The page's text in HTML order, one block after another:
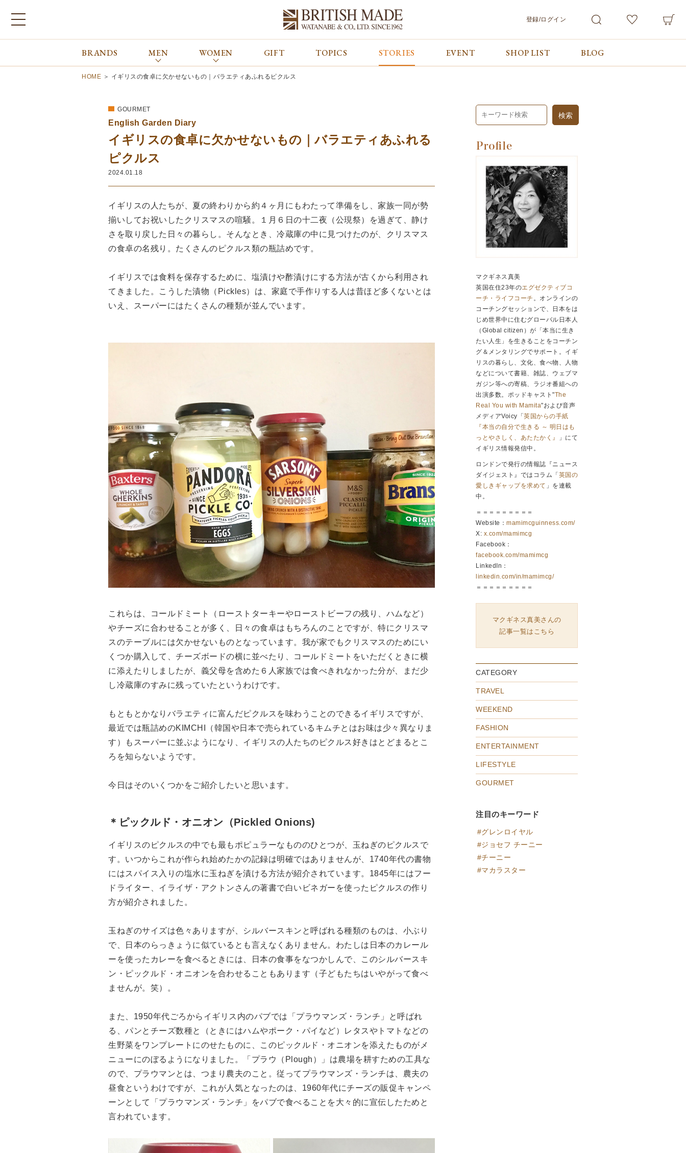
ブランドから探す
Bennett Winch
Billingham
Bowhill&Elliott
BRITISH MADE
FOX UMBRELLAS
macalastair
New Balance
PANTHERELLA
The Edinburgh
Natural Skincare
Zatchels
OUTLET
カテゴリから探す
マフラー&ストール
その他
コンテンツをみる
CONCEPT
会員サービス
ご利用ガイド/お問合せ
登録/ログイン
ALL MEN WOMEN 検索
BRANDS MEN WOMEN GIFT TOPICS STORIES EVENT SHOP LIST BLOG
HOME ＞ イギリスの食卓に欠かせないもの｜バラエティあふれるピクルス
GOURMET
English Garden Diary
イギリスの食卓に欠かせないもの｜バラエティあふれる
ピクルス
2024.01.18
イギリスの人たちが、夏の終わりから約４ヶ月にもわたって準備をし、家族一同が勢
揃いしてお祝いしたクリスマスの喧騒。１月６日の十二夜（公現祭）を過ぎて、静け
さを取り戻した日々の暮らし。そんなとき、冷蔵庫の中に見つけたのが、クリスマス
の食卓の名残り。たくさんのピクルス類の瓶詰めです。
イギリスでは食料を保存するために、塩漬けや酢漬けにする方法が古くから利用され
てきました。こうした漬物（Pickles）は、家庭で手作りする人は昔ほど多くないとは
いえ、スーパーにはたくさんの種類が並んでいます。
これらは、コールドミート（ローストターキーやローストビーフの残り、ハムなど）
やチーズに合わせることが多く、日々の食卓はもちろんのことですが、特にクリスマ
スのテーブルには欠かせないものとなっています。我が家でもクリスマスのためにい
くつか購入して、チーズボードの横に並べたり、コールドミートをいただくときに横
に添えたりしましたが、義父母を含めた６人家族では食べきれなかった分が、まだ少
し冷蔵庫のすみに残っていたというわけです。
もともとかなりバラエティに富んだピクルスを味わうことのできるイギリスですが、
最近では瓶詰めのKIMCHI（韓国や日本で売られているキムチとはお味は少々異なりま
す）もスーパーに並ぶようになり、イギリスの人たちのピクルス好きはとどまるとこ
ろを知らないようです。
今日はそのいくつかをご紹介したいと思います。
＊ピックルド・オニオン（Pickled Onions)
イギリスのピクルスの中でも最もポピュラーなもののひとつが、玉ねぎのピクルスで
す。いつからこれが作られ始めたかの記録は明確ではありませんが、1740年代の書物
にはスパイス入りの塩水に玉ねぎを漬ける方法が紹介されています。1845年にはフー
ドライター、イライザ・アクトンさんの著書で白いビネガーを使ったピクルスの作り
方が紹介されました。
玉ねぎのサイズは色々ありますが、シルバースキンと呼ばれる種類のものは、小ぶり
で、日本のらっきょうに似ているとも言えなくありません。わたしは日本のカレール
ーを使ったカレーを食べるときには、日本の食事をなつかしんで、このシルバースキ
ン・ピックルド・オニオンを合わせることもあります（子どもたちはいやがって食べ
ませんが。笑）。
また、1950年代ごろからイギリス内のパブでは「プラウマンズ・ランチ」と呼ばれ
る、パンとチーズ数種と（ときにはハムやポーク・パイなど）レタスやトマトなどの
生野菜をワンプレートにのせたものに、このピックルド・オニオンを添えたものがメ
ニューにのぼるようになりました。「プラウ（Plough）」は農場を耕すための工具な
ので、プラウマンとは、つまり農夫のこと。従ってプラウマンズ・ランチは、農夫の
昼食というわけですが、これが人気となったのは、1960年代にチーズの販促キャンペ
ーンとして「プラウマンズ・ランチ」をパブで食べることを大々的に宣伝したためと
言われています。
マクギネス真美
英国在住23年のエグゼクティブコ
ーチ・ライフコーチ 。オンラインの
コーチングセッションで、日本をは
じめ世界中に住むグローバル日本人
（Global citizen）が「本当に生き
たい人生」を生きることをコーチン
グ＆メンタリングでサポート。イギ
リスの暮らし、文化、食べ物、人物
などについて書籍、雑誌、ウェブマ
ガジン等への寄稿、ラジオ番組への
出演多数。ポッドキャスト"The
Real You with Mamita"および音声
メディアVoicy「 英国からの手紙
『本当の自分で生きる ～ 明日はも
っとやさしく、あたたかく』
」にて
イギリス情報発信中。
ロンドンで発行の情報誌『ニュース
ダイジェスト』ではコラム「 英国の
愛しきギャップを求めて 」を連載
中。
＝＝＝＝＝＝＝＝＝
Website： mamimcguinness.com/
X: x.com/mamimcg
Facebook：
facebook.com/mamimcg
LinkedIn：
linkedin.com/in/mamimcg/
＝＝＝＝＝＝＝＝＝
マクギネス真美さんの
記事一覧はこちら
CATEGORY
TRAVEL
WEEKEND
FASHION
ENTERTAINMENT
LIFESTYLE
GOURMET
注目のキーワード
グレンロイヤル
ジョセフ チーニー
チーニー
マカラスター